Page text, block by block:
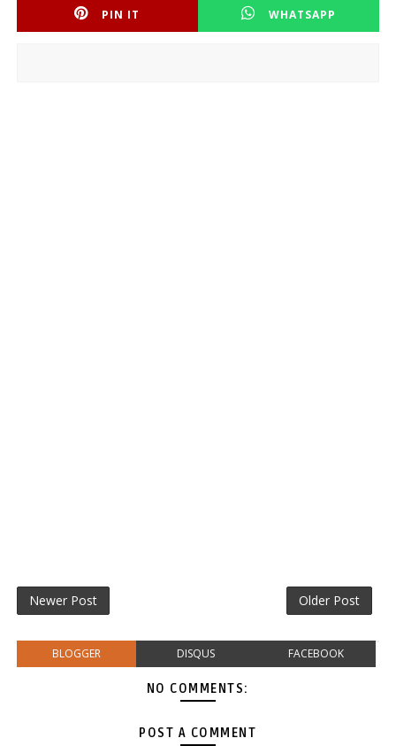
PIN IT WHATSAPP
Newer Post Older Post
BLOGGER DISQUS FACEBOOK
NO COMMENTS:
POST A COMMENT